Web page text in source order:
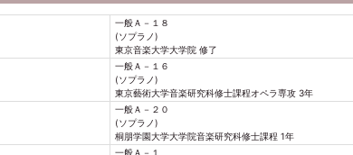
一般Ａ－１８
(ソプラノ)
東京音楽大学大学院 修了
一般Ａ－１６
(ソプラノ)
東京藝術大学音楽研究科修士課程オペラ専攻 3年
一般Ａ－２０
(ソプラノ)
桐朋学園大学大学院音楽研究科修士課程 1年
一般Ａ－１